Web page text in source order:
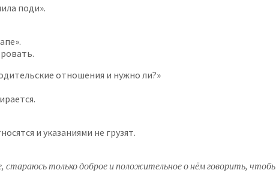
поди».
отношения и нужно ли?»
и указаниями не грузят.
только доброе и положительное о нём говорить,